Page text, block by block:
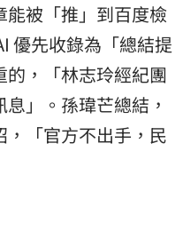
被「推」到百度檢
優先收錄為「總結提
，「林志玲經紀團
」。孫瑋芒總結，
「官方不出手，民